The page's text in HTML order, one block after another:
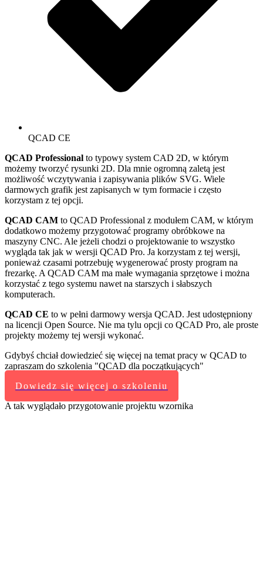
QCAD CE
QCAD Professional to typowy system CAD 2D, w którym
możemy tworzyć rysunki 2D. Dla mnie ogromną zaletą jest
możliwość wczytywania i zapisywania plików SVG. Wiele
darmowych grafik jest zapisanych w tym formacie i często
korzystam z tej opcji.
QCAD CAM to QCAD Professional z modułem CAM, w którym
dodatkowo możemy przygotować programy obróbkowe na
maszyny CNC. Ale jeżeli chodzi o projektowanie to wszystko
wygląda tak jak w wersji QCAD Pro. Ja korzystam z tej wersji,
ponieważ czasami potrzebuję wygenerować prosty program na
frezarkę. A QCAD CAM ma małe wymagania sprzętowe i można
korzystać z tego systemu nawet na starszych i słabszych
komputerach.
QCAD CE to w pełni darmowy wersja QCAD. Jest udostępniony
na licencji Open Source. Nie ma tylu opcji co QCAD Pro, ale proste
projekty możemy tej wersji wykonać.
Gdybyś chciał dowiedzieć się więcej na temat pracy w QCAD to
zapraszam do szkolenia "QCAD dla początkujących"
Dowiedz się więcej o szkoleniu
A tak wyglądało przygotowanie projektu wzornika